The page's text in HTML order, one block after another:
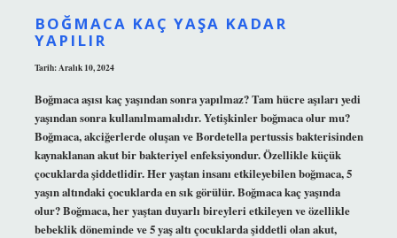
BOĞMACA KAÇ YAŞA KADAR
YAPILIR
Tarih: Aralık 10, 2024
Boğmaca aşısı kaç yaşından sonra yapılmaz? Tam hücre aşıları yedi
yaşından sonra kullanılmamalıdır. Yetişkinler boğmaca olur mu?
Boğmaca, akciğerlerde oluşan ve Bordetella pertussis bakterisinden
kaynaklanan akut bir bakteriyel enfeksiyondur. Özellikle küçük
çocuklarda şiddetlidir. Her yaştan insanı etkileyebilen boğmaca, 5
yaşın altındaki çocuklarda en sık görülür. Boğmaca kaç yaşında
olur? Boğmaca, her yaştan duyarlı bireyleri etkileyen ve özellikle
bebeklik döneminde ve 5 yaş altı çocuklarda şiddetli olan akut,